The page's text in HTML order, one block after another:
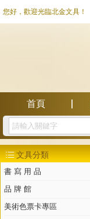
您好，歡迎光臨北金文具！
首頁
幫助中心
文具分類
書 寫 用 品
品 牌 館
美術色票卡專區